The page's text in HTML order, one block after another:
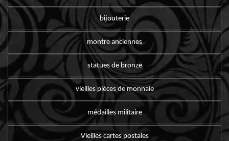
bijouterie
montre anciennes
statues de bronze
vieilles pièces de monnaie
médailles militaire
Vieilles cartes postales